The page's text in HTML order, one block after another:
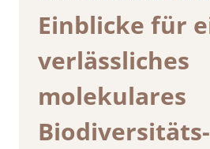
Einblicke für
verlässliches
molekulares
Biodiversitäts-